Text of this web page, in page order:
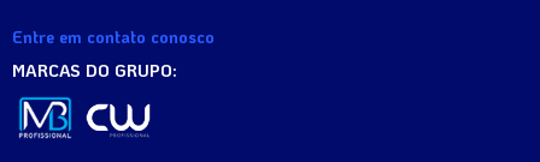
Entre em contato conosco
MARCAS DO GRUPO: